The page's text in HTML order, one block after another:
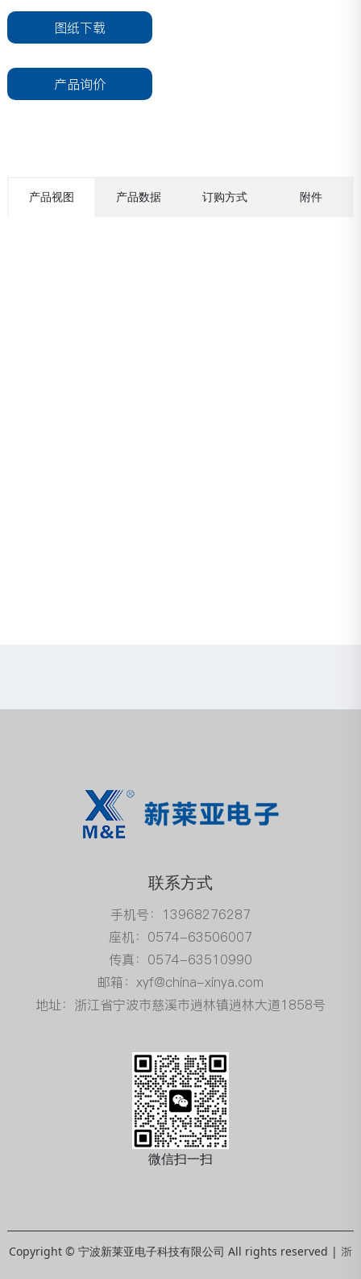
图纸下载
产品询价
产品视图 产品数据 订购方式 附件
联系方式
手机号：13968276287
座机：0574-63506007
传真：0574-63510990
邮箱：xyf@china-xinya.com
地址：浙江省宁波市慈溪市逍林镇逍林大道1858号
微信扫一扫
Copyright © 宁波新莱亚电子科技有限公司 All rights reserved | 浙